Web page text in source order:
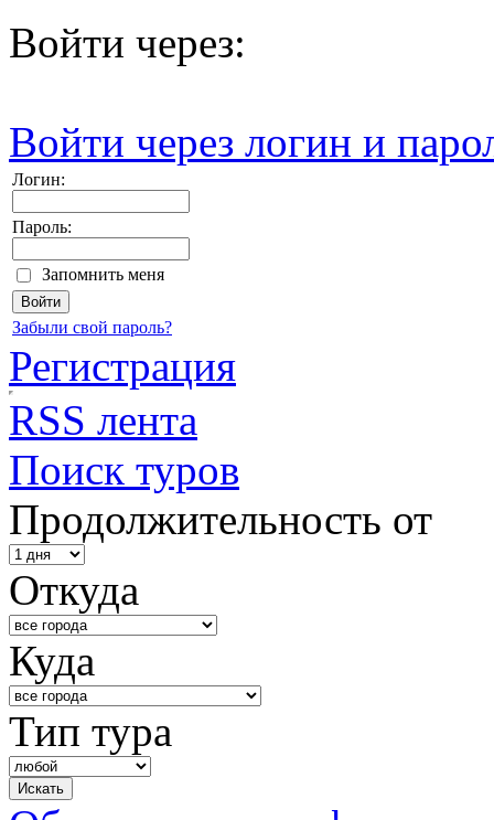
Войти через:
Войти через логин и
Логин:
Пароль:
Запомнить меня
Забыли свой пароль?
Регистрация
RSS лента
Поиск туров
Продолжительность от
Откуда
Куда
Тип тура